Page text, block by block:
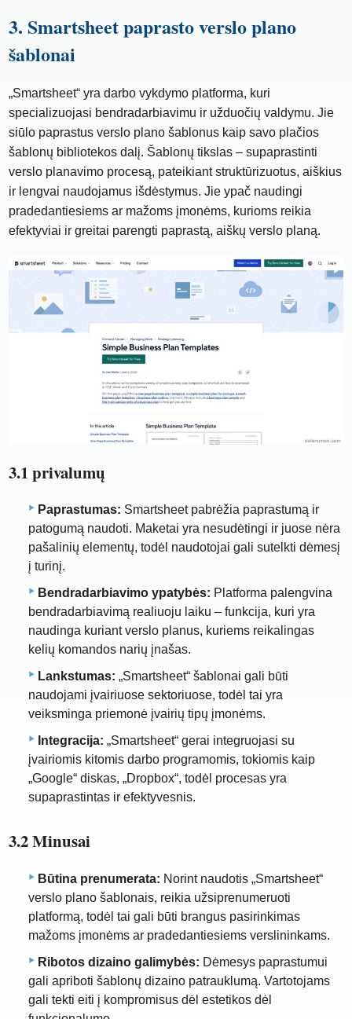
3. Smartsheet paprasto verslo plano
šablonai
„Smartsheet“ yra darbo vykdymo platforma, kuri
specializuojasi bendradarbiavimu ir užduočių valdymu. Jie
siūlo paprastus verslo plano šablonus kaip savo plačios
šablonų bibliotekos dalį. Šablonų tikslas – supaprastinti
verslo planavimo procesą, pateikiant struktūrizuotus, aiškius
ir lengvai naudojamus išdėstymus. Jie ypač naudingi
pradedantiesiems ar mažoms įmonėms, kurioms reikia
efektyviai ir greitai parengti paprastą, aiškų verslo planą.
3.1 privalumų
Paprastumas: Smartsheet pabrėžia paprastumą ir
patogumą naudoti. Maketai yra nesudėtingi ir juose nėra
pašalinių elementų, todėl naudotojai gali sutelkti dėmesį
į turinį.
Bendradarbiavimo ypatybės: Platforma palengvina
bendradarbiavimą realiuoju laiku – funkcija, kuri yra
naudinga kuriant verslo planus, kuriems reikalingas
kelių komandos narių įnašas.
Lankstumas: „Smartsheet“ šablonai gali būti
naudojami įvairiuose sektoriuose, todėl tai yra
veiksminga priemonė įvairių tipų įmonėms.
Integracija: „Smartsheet“ gerai integruojasi su
įvairiomis kitomis darbo programomis, tokiomis kaip
„Google“ diskas, „Dropbox“, todėl procesas yra
supaprastintas ir efektyvesnis.
3.2 Minusai
Būtina prenumerata: Norint naudotis „Smartsheet“
verslo plano šablonais, reikia užsiprenumeruoti
platformą, todėl tai gali būti brangus pasirinkimas
mažoms įmonėms ar pradedantiesiems verslininkams.
Ribotos dizaino galimybės: Dėmesys paprastumui
gali apriboti šablonų dizaino patrauklumą. Vartotojams
gali tekti eiti į kompromisus dėl estetikos dėl